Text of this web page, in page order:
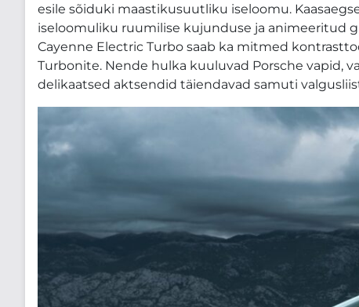
esile sõiduki maastikusuutliku iseloomu.
iseloomuliku ruumilise kujunduse ja animeeritud
Cayenne Electric Turbo saab ka mitmed
Turbonite. Nende hulka kuuluvad Porsche vapid,
delikaatsed aktsendid täiendavad samuti